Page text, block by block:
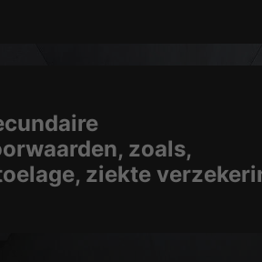
zoals,
ziekte